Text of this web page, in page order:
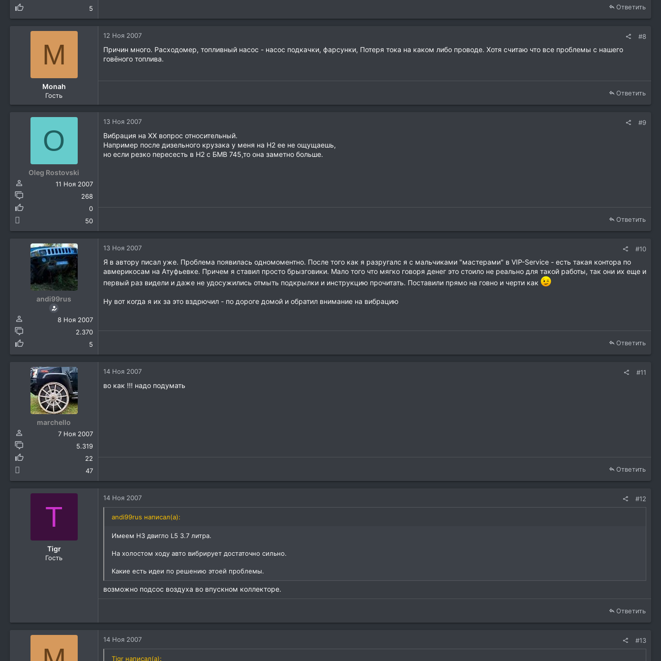
5
Ответить
M
Monah
Гость
12 Ноя 2007 #8
Причин много. Расходомер, топливный насос - насос подкачки, фарсунки, Потеря тока на каком либо проводе. Хотя считаю что все проблемы с нашего
говёного топлива.
Ответить
O
Oleg Rostovski
11 Ноя 2007
268
0
50
13 Ноя 2007 #9
Вибрация на ХХ вопрос относительный.
Например после дизельного крузака у меня на Н2 ее не ощущаешь,
но если резко пересесть в Н2 с БМВ 745,то она заметно больше.
Ответить
andi99rus
8 Ноя 2007
2.370
5
13 Ноя 2007 #10
Я в автору писал уже. Проблема появилась одномоментно. После того как я разругалс я с мальчиками "мастерами" в VIP-Service - есть такая контора по
авмерикосам на Атуфьевке. Причем я ставил просто брызговики. Мало того что мягко говоря денег это стоило не реально для такой работы, так они их еще и
первый раз видели и даже не удосужились отмыть подкрылки и инструкцию прочитать. Поставили прямо на говно и черти как
Ну вот когда я их за это вздрючил - по дороге домой и обратил внимание на вибрацию
Ответить
marchello
7 Ноя 2007
5.319
22
47
14 Ноя 2007 #11
во как !!! надо подумать
Ответить
T
Tigr
Гость
14 Ноя 2007 #12
andi99rus написал(а):
Имеем H3 двигло L5 3.7 литра.
На холостом ходу авто вибрирует достаточно сильно.
Какие есть идеи по решению этоей проблемы.
возможно подсос воздуха во впускном коллекторе.
Ответить
14 Ноя 2007 #13
Tigr написал(а):